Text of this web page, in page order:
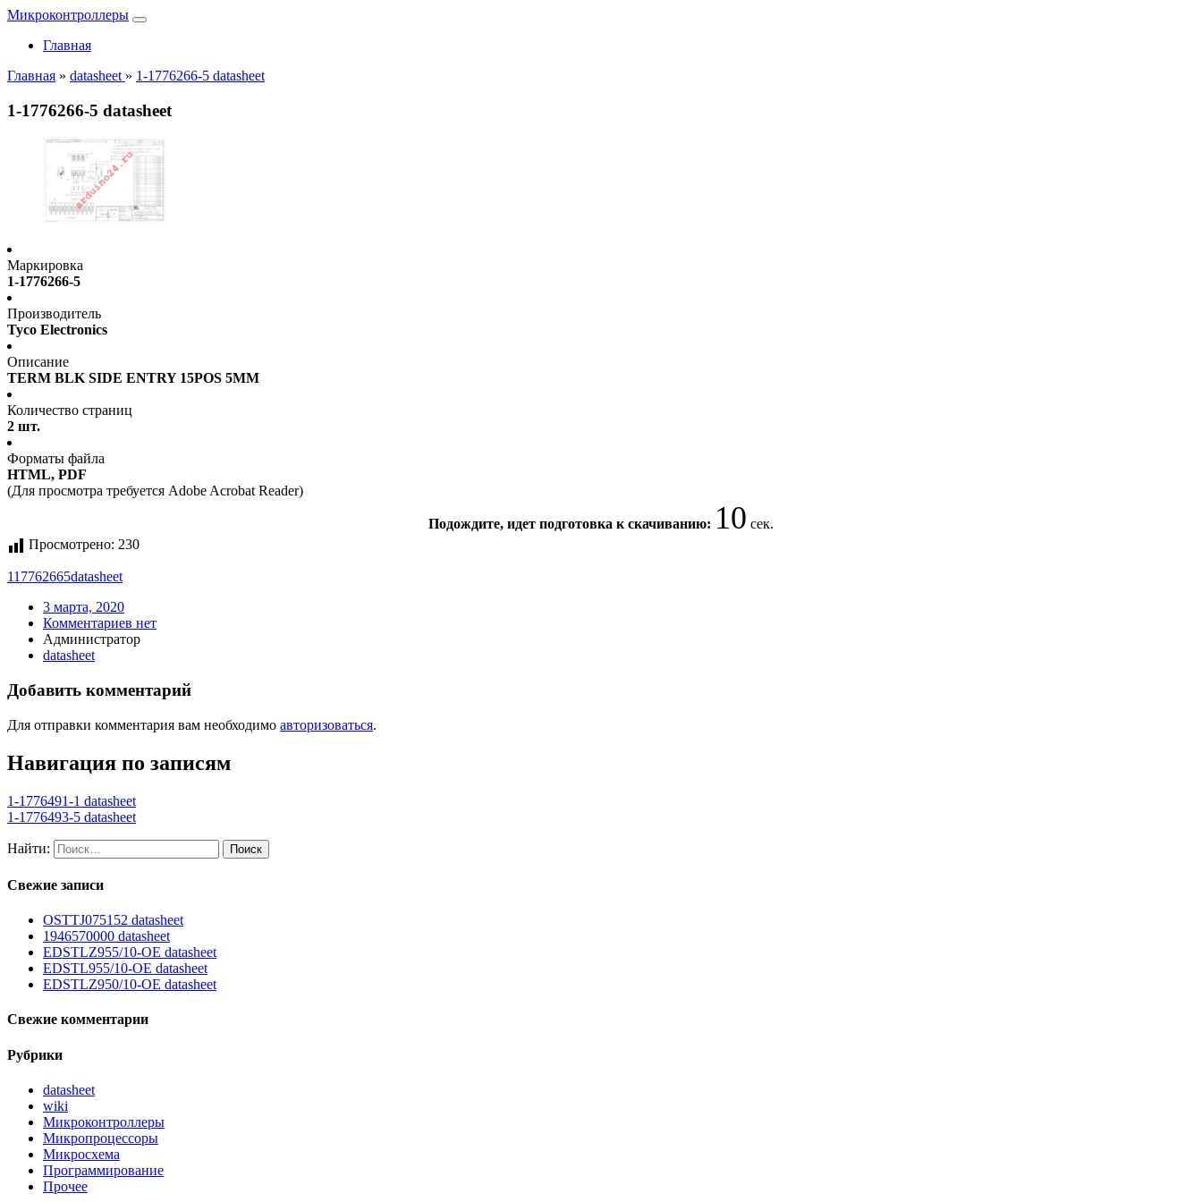
Микроконтроллеры
Главная
Главная » datasheet » 1-1776266-5 datasheet
1-1776266-5 datasheet
Маркировка
1-1776266-5
Производитель
Tyco Electronics
Описание
TERM BLK SIDE ENTRY 15POS 5MM
Количество страниц
2 шт.
Форматы файла
HTML, PDF
(Для просмотра требуется Adobe Acrobat Reader)
Подождите, идет подготовка к скачиванию: 10 сек.
Просмотрено: 230
117762665datasheet
3 марта, 2020
Комментариев нет
Администратор
datasheet
Добавить комментарий
Для отправки комментария вам необходимо авторизоваться.
Навигация по записям
1-1776491-1 datasheet
1-1776493-5 datasheet
Найти:
Свежие записи
OSTTJ075152 datasheet
1946570000 datasheet
EDSTLZ955/10-OE datasheet
EDSTL955/10-OE datasheet
EDSTLZ950/10-OE datasheet
Свежие комментарии
Рубрики
datasheet
wiki
Микроконтроллеры
Микропроцессоры
Микросхема
Программирование
Прочее